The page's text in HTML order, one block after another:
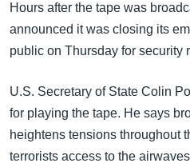
ရန်
Hours after the tape was
announced it was closing its
public on Thursday for security
U.S. Secretary of State Colin
for playing the tape. He says
heightens tensions throughout
terrorists access to the